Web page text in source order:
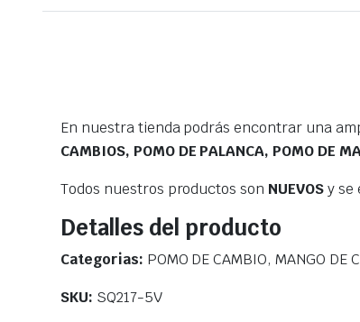
En nuestra tienda podrás encontrar una
CAMBIOS, POMO DE PALANCA, POMO DE
Todos nuestros productos son NUEVOSy se
Detalles del producto
Categorias: POMO DE CAMBIO, MANGO DE
SKU: SQ217-5V